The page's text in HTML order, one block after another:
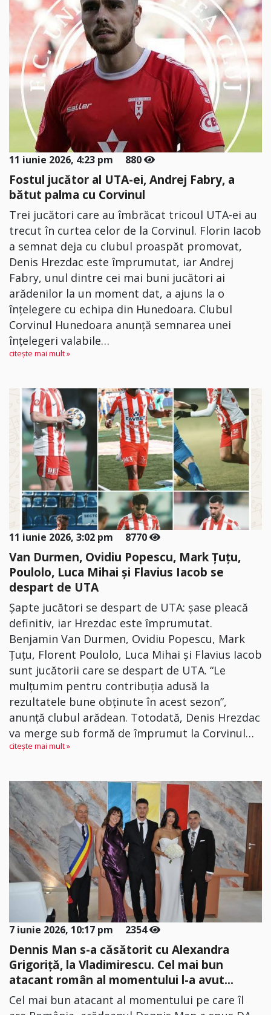
11 iunie 2026, 4:23 pm 880
Fostul jucător al UTA-ei, Andrej Fabry, a
bătut palma cu Corvinul
Trei jucători care au îmbrăcat tricoul UTA-ei au
trecut în curtea celor de la Corvinul. Florin Iacob
a semnat deja cu clubul proaspăt promovat,
Denis Hrezdac este împrumutat, iar Andrej
Fabry, unul dintre cei mai buni jucători ai
arădenilor la un moment dat, a ajuns la o
înțelegere cu echipa din Hunedoara. Clubul
Corvinul Hunedoara anunţă semnarea unei
înţelegeri valabile…
citește mai mult »
11 iunie 2026, 3:02 pm 8770
Van Durmen, Ovidiu Popescu, Mark Țuțu,
Poulolo, Luca Mihai şi Flavius Iacob se
despart de UTA
Șapte jucători se despart de UTA: șase pleacă
definitiv, iar Hrezdac este împrumutat.
Benjamin Van Durmen, Ovidiu Popescu, Mark
Țuțu, Florent Poulolo, Luca Mihai şi Flavius Iacob
sunt jucătorii care se despart de UTA. “Le
mulțumim pentru contribuția adusă la
rezultatele bune obținute în acest sezon”,
anunță clubul arădean. Totodată, Denis Hrezdac
va merge sub formă de împrumut la Corvinul…
citește mai mult »
7 iunie 2026, 10:17 pm 2354
Dennis Man s-a căsătorit cu Alexandra
Grigoriță, la Vladimirescu. Cel mai bun
atacant român al momentului l-a avut...
Cel mai bun atacant al momentului pe care îl